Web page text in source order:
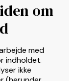
om
med
indholdet.
ikke